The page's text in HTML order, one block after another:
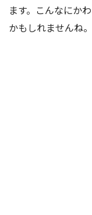
ます。こんなにか
かもしれませんね。